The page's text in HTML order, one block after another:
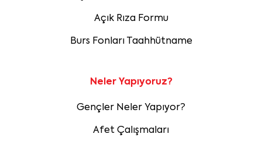
Açık Rıza Formu
Burs Fonları Taahhütname
Neler Yapıyoruz?
Gençler Neler Yapıyor?
Afet Çalışmaları